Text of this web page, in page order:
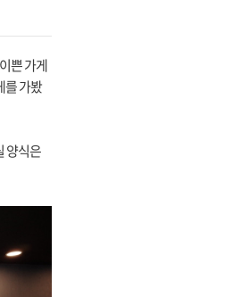
쁜 가게
를 가봤
양식은